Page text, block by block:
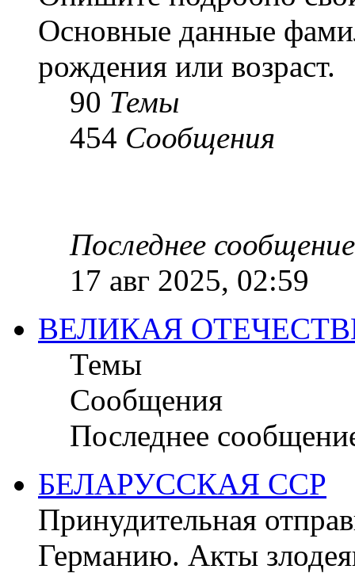
Основные данные
рождения или возраст.
90 Темы
454 Сообщения
Последнее сообщение
17 авг 2025, 02:59
ВЕЛИКАЯ
Темы
Сообщения
Последнее
БЕЛАРУССКАЯ ССР
Принудительная
Германию. Акты